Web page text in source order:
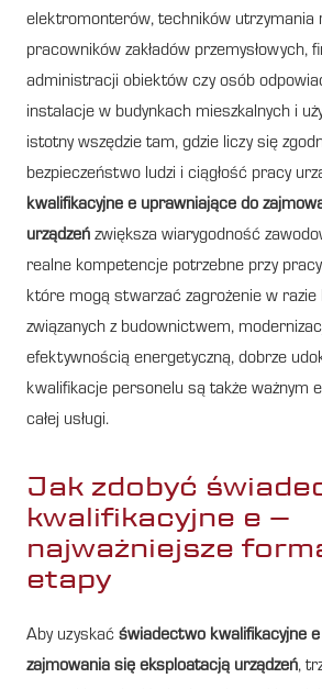
elektromonterów, techników utrzymania
pracowników zakładów przemysłowych,
administracji obiektów czy osób
instalacje w budynkach mieszkalnych i
istotny wszędzie tam, gdzie liczy się
bezpieczeństwo ludzi i ciągłość pracy
kwalifikacyjne e uprawniające do
urządzeń zwiększa wiarygodność
realne kompetencje potrzebne przy
które mogą stwarzać zagrożenie w razie
związanych z budownictwem,
efektywnością energetyczną, dobrze
kwalifikacje personelu są także ważnym
całej usługi.
Jak zdobyć
kwalifikacyjne e –
najważniejsze
etapy
Aby uzyskać świadectwo kwalifikacyjne
zajmowania się eksploatacją urządzeń,